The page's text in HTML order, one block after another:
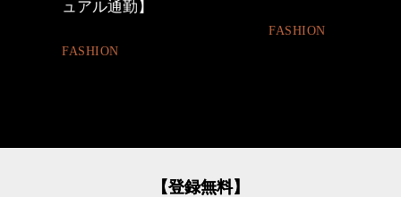
BEAUTY
【登録無料】